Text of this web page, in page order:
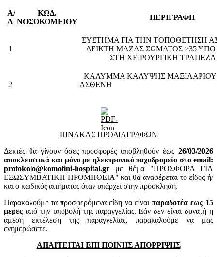
Α/
Α
ΚΩΔ.
ΝΟΣΟΚΟΜΕΙΟΥ
ΠΕΡΙΓΡΑΦΗ
1
ΣΥΣΤΗΜΑ ΓΙΑ ΤΗΝ ΤΟΠΟΘΕΤΗΣΗ
ΔΕΙΚΤΗ ΜΑΖΑΣ ΣΩΜΑΤΟΣ >35
ΣΤΗ ΧΕΙΡΟΥΡΓΙΚΗ
2
ΚΑΛΥΜΜΑ ΚΑΛΥΨΗΣ
ΠΙΝΑΚΑΣ ΠΡΟΔΙΑΓΡΑΦΩΝ
Δεκτές θα γίνουν όσες προσφορές υποβληθούν έως 26/03/2026
αποκλειστικά και μόνο με ηλεκτρονικό ταχυδρομείο στο email:
protokolo@komotini-hospital.gr με θέμα "ΠΡΟΣΦΟΡΑ ΓΙΑ
ΕΞΩΣΥΜΒΑΤΙΚΗ ΠΡΟΜΗΘΕΙΑ" και θα αναφέρεται το είδος ή/
και ο κωδικός αιτήματος όταν υπάρχει στην πρόσκληση.
Παρακαλούμε τα προσφερόμενα είδη να είναι παραδοτέα εως 15
μερες από την υποβολή της παραγγελίας. Εάν δεν είναι δυνατή η
άμεση εκτέλεση της παραγγελίας, παρακαλούμε να μας
ενημερώσετε.
ΑΠΑΙΤΕΙΤΑΙ ΕΠΙ ΠΟΙΝΗΣ ΑΠΟΡΡΙΨΗΣ